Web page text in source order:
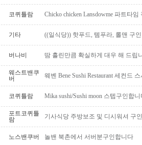
코퀴틀람 Chicko chicken Lansdowme 파트타
기타 ((일식당)) 핫푸드, 템푸라, 롤맨 구
버나비 땀 흘린만큼 확실하게 대우 해 드립
웨스트밴쿠
버
웨벤 Bene Sushi Restaurant 세컨드
코퀴틀람 Mika sushi/Sushi moon 스텝구인합
포트코퀴틀
람
기사식당 주방보조 및 디시워셔 구
노스밴쿠버 놀밴 북촌에서 서버분구인합니다